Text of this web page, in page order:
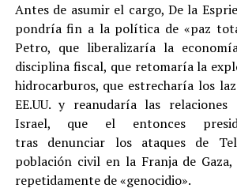
Antes de asumir el cargo, De la
pondría fin a la política de «paz
Petro, que liberalizaría la
disciplina fiscal, que retomaría la
hidrocarburos, que estrecharía los
EE.UU. y reanudaría las relaciones
Israel, que el entonces
tras denunciar los ataques de
población civil en la Franja de
repetidamente de «genocidio».